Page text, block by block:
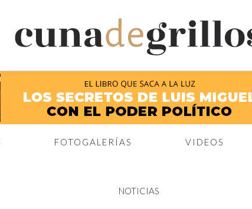
FOTOGALERÍAS VIDEOS
NOTICIAS